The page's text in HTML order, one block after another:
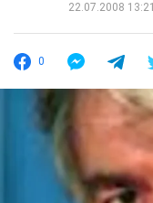
22.07.2008 13:21
0